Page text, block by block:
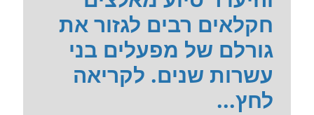
חקלאים רבים לגזור את
גורלם של מפעלים בני
עשרות שנים. לקריאה
לחץ...